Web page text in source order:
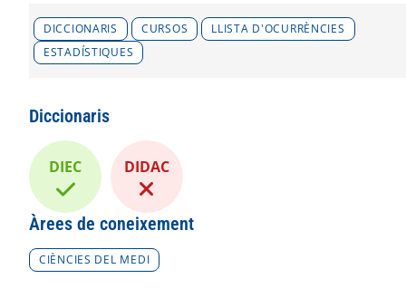
DICCIONARIS CURSOS
LLISTA D'OCURRÈNCIES
ESTADÍSTIQUES
Diccionaris
DIEC DIDAC
Àrees de coneixement
CIÈNCIES DEL MEDI